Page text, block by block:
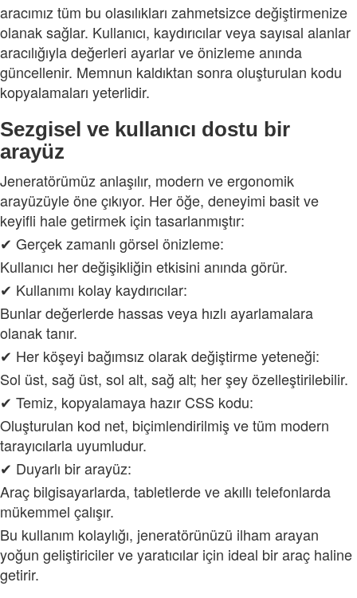
aracımız tüm bu olasılıkları zahmetsizce değiştirmenize
olanak sağlar. Kullanıcı, kaydırıcılar veya sayısal alanlar
aracılığıyla değerleri ayarlar ve önizleme anında
güncellenir. Memnun kaldıktan sonra oluşturulan kodu
kopyalamaları yeterlidir.
Sezgisel ve kullanıcı dostu bir
arayüz
Jeneratörümüz anlaşılır, modern ve ergonomik
arayüzüyle öne çıkıyor. Her öğe, deneyimi basit ve
keyifli hale getirmek için tasarlanmıştır:
✔ Gerçek zamanlı görsel önizleme:
Kullanıcı her değişikliğin etkisini anında görür.
✔ Kullanımı kolay kaydırıcılar:
Bunlar değerlerde hassas veya hızlı ayarlamalara
olanak tanır.
✔ Her köşeyi bağımsız olarak değiştirme yeteneği:
Sol üst, sağ üst, sol alt, sağ alt; her şey özelleştirilebilir.
✔ Temiz, kopyalamaya hazır CSS kodu:
Oluşturulan kod net, biçimlendirilmiş ve tüm modern
tarayıcılarla uyumludur.
✔ Duyarlı bir arayüz:
Araç bilgisayarlarda, tabletlerde ve akıllı telefonlarda
mükemmel çalışır.
Bu kullanım kolaylığı, jeneratörünüzü ilham arayan
yoğun geliştiriciler ve yaratıcılar için ideal bir araç haline
getirir.